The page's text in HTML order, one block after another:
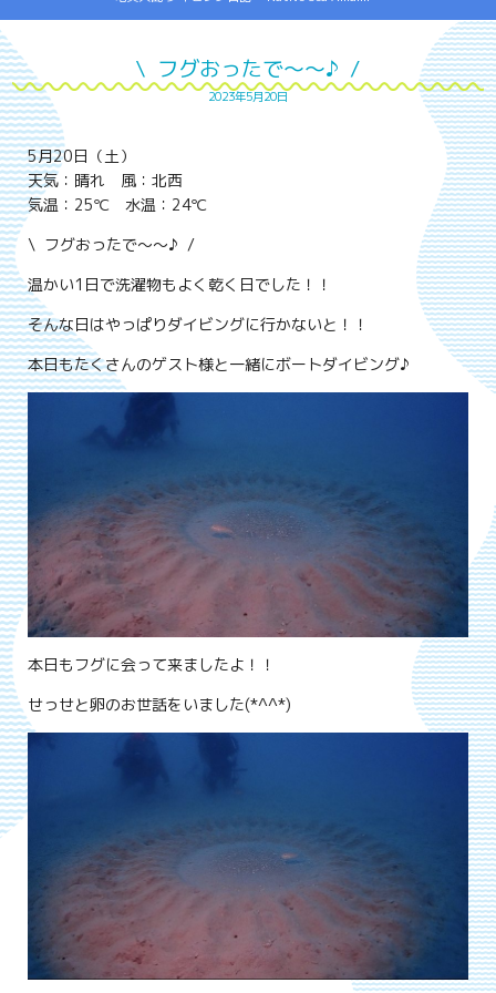
\ フグおったで～～♪ /
2023年5月20日
5月20日（土）
天気：晴れ 風：北西
気温：25℃ 水温：24℃
\ フグおったで～～♪ /
温かい1日で洗濯物もよく乾く日でした！！
そんな日はやっぱりダイビングに行かないと！！
本日もたくさんのゲスト様と一緒にボートダイビング♪
本日もフグに会って来ましたよ！！
せっせと卵のお世話をいました(*^^*)